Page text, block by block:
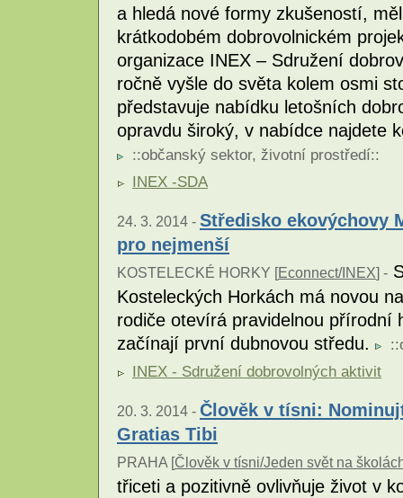
a hledá nové formy zkušeností,
krátkodobém dobrovolnickém
organizace INEX – Sdružení
ročně vyšle do světa kolem osmi
představuje nabídku letošních
opravdu široký, v nabídce najdete
::občanský sektor, životní prostředí::
INEX -SDA
24. 3. 2014 - Středisko ekovýchovy
pro nejmenší
KOSTELECKÉ HORKY [Econnect/INEX] -
Kosteleckých Horkách má novou
rodiče otevírá pravidelnou přírodní
začínají první dubnovou středu.
::
INEX - Sdružení dobrovolných aktivit
20. 3. 2014 - Člověk v tísni:
Gratias Tibi
PRAHA [Člověk v tísni/Jeden svět na
třiceti a pozitivně ovlivňuje život v